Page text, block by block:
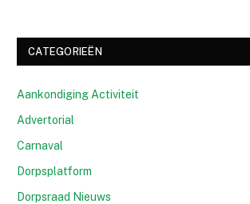
CATEGORIEËN
Aankondiging Activiteit
Advertorial
Carnaval
Dorpsplatform
Dorpsraad Nieuws